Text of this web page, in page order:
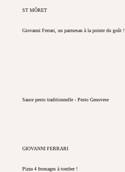
ST MÔRET
Giovanni Ferrari, un parmesan à la pointe du goût !
Sauce pesto traditionnelle - Pesto Genovese
GIOVANNI FERRARI
Pizza 4 fromages à tomber !